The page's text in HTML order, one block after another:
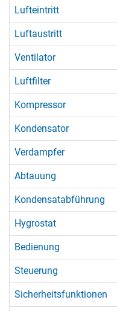
Lufteintritt
Luftaustritt
Ventilator
Luftfilter
Kompressor
Kondensator
Verdampfer
Abtauung
Kondensatabführung
Hygrostat
Bedienung
Steuerung
Sicherheitsfunktionen